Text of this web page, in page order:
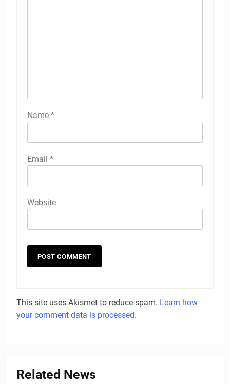
Name *
Email *
Website
This site uses Akismet to reduce spam. Learn how
your comment data is processed.
Related News